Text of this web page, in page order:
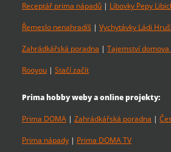
Receptář prima nápadů | Libovky Pepy
Řemeslo nenahradíš | Vychytávky Ládi
Zahrádkářská poradna | Tajemství domova
Rooyou | Stačí začít
Prima hobby weby a online projekty:
Prima DOMA | Zahrádkářská poradna |
Prima nápady | Prima DOMA TV